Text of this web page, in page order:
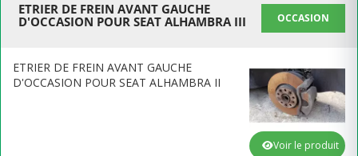
ETRIER DE FREIN AVANT GAUCHE
D'OCCASION POUR SEAT ALHAMBRA III
OCCASION
ETRIER DE FREIN AVANT GAUCHE
D'OCCASION POUR SEAT ALHAMBRA II
Voir le produit